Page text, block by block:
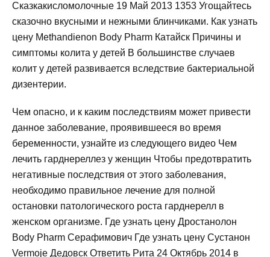
Сказкакисломолочные 19 Май 2013 1353 Угощайтесь
сказочно вкусными и нежными блинчиками. Как узнать
цену Methandienon Body Pharm Катайск Причины и
симптомы колита у детей В большинстве случаев
колит у детей развивается вследствие бактериальной
дизентерии.
Чем опасно, и к каким последствиям может привести
данное заболевание, проявившееся во время
беременности, узнайте из следующего видео Чем
лечить гарднереллез у женщин Чтобы предотвратить
негативные последствия от этого заболевания,
необходимо правильное лечение для полной
остановки патологического роста гарднерелл в
женском организме. Где узнать цену Дростанолон
Body Pharm Серафимович Где узнать цену Сустанон
Vermoje Дедовск Ответить Рита 24 Октябрь 2014 в